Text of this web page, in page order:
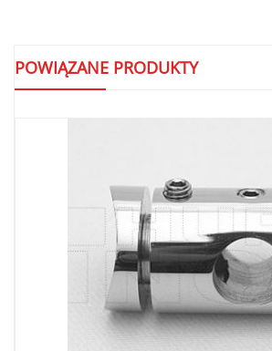
POWIĄZANE PRODUKTY